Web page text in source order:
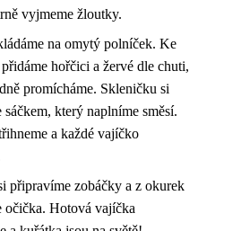
vyjmeme žloutky.
na omytý polníček. Ke
hořčici a žervé dle chuti,
promícháme. Skleničku si
sáčkem, který naplníme směsí.
a každé vajíčko
připravíme zobáčky a z okurek
očička. Hotová vajíčka